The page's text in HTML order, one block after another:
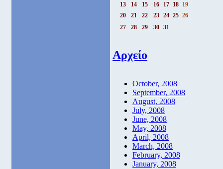
13
14 15 16 17 18 19
20
21 22 23 24 25 26
27
28 29 30 31
Αρχείο
October, 2008
September, 2008
August, 2008
July, 2008
June, 2008
May, 2008
April, 2008
March, 2008
February, 2008
January, 2008